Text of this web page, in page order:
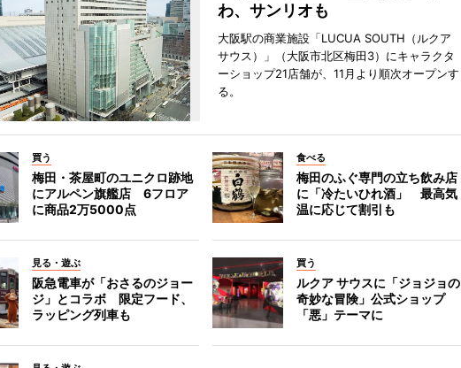
わ、サンリオも
大阪駅の商業施設「LUCUA SOUTH（ルクア
サウス）」（大阪市北区梅田3）にキャラクタ
ーショップ21店舗が、11月より順次オープンす
る。
買う
梅田・茶屋町のユニクロ跡地
にアルペン旗艦店 6フロア
に商品2万5000点
食べる
梅田のふぐ専門の立ち飲み店
に「冷たいひれ酒」 最高気
温に応じて割引も
見る・遊ぶ
阪急電車が「おさるのジョー
ジ」とコラボ 限定フード、
ラッピング列車も
買う
ルクア サウスに「ジョジョの
奇妙な冒険」公式ショップ
「悪」テーマに